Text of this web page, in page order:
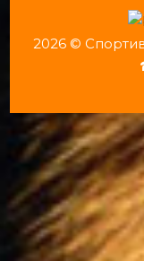
2026 ©